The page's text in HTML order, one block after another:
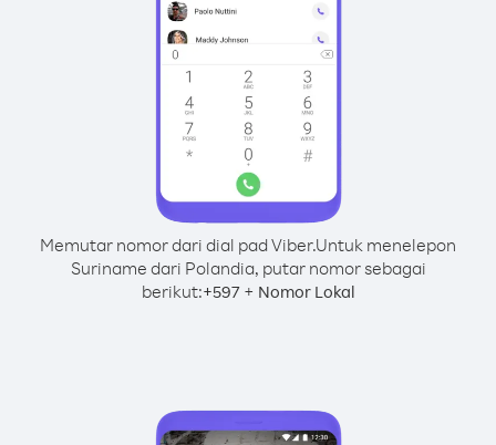
Memutar nomor dari dial pad Viber.Untuk menelepon
Suriname dari Polandia, putar nomor sebagai
berikut:+597+ Nomor Lokal